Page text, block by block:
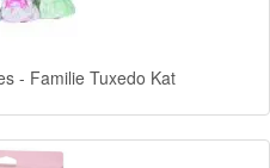
- Familie Tuxedo Kat